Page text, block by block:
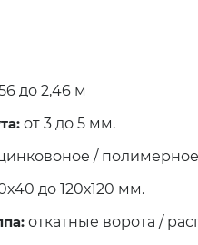
до 2,46 м
от 3 до 5 мм.
/
до 120х120 мм.
откатные ворота /